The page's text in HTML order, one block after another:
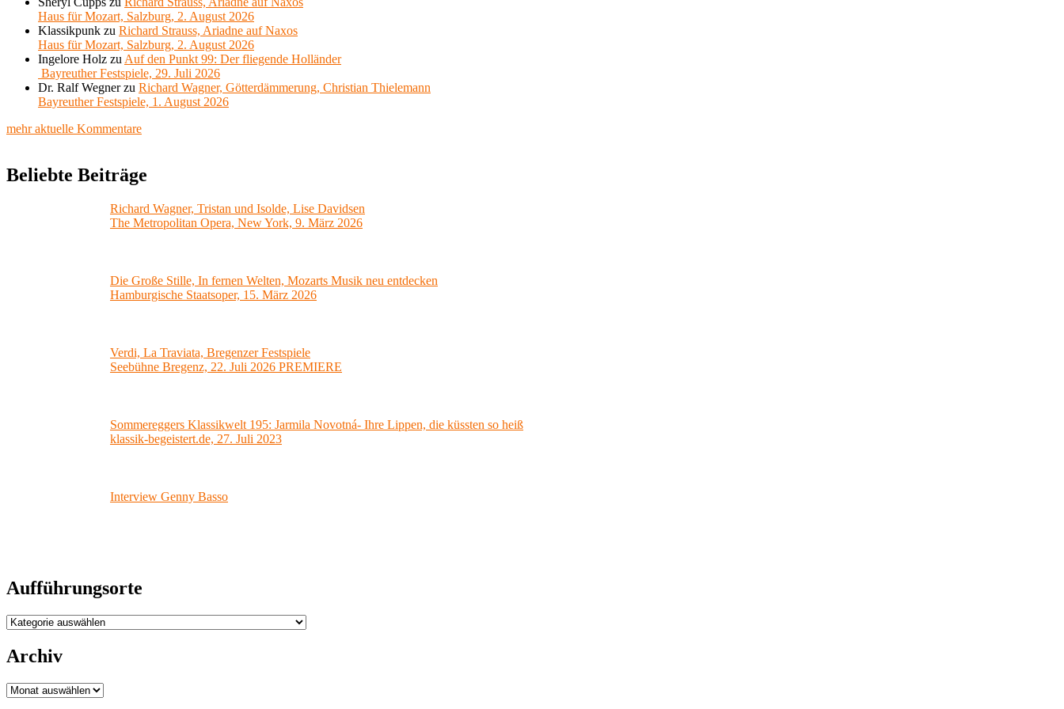
Haus für Mozart, Salzburg, 2. August 2026
Klassikpunk zu Richard Strauss, Ariadne auf Naxos
Haus für Mozart, Salzburg, 2. August 2026
Ingelore Holz zu Auf den Punkt 99: Der fliegende Holländer
Bayreuther Festspiele, 29. Juli 2026
Dr. Ralf Wegnerzu Richard Wagner, Götterdämmerung, Christian Thielemann
Bayreuther Festspiele, 1. August 2026
mehr aktuelle Kommentare
Beliebte Beiträge
Richard Wagner, Tristan und Isolde, Lise Davidsen
The Metropolitan Opera, New York, 9. März 2026
Die Große Stille, In fernen Welten, Mozarts Musik neu entdecken
Hamburgische Staatsoper, 15. März 2026
Verdi, La Traviata, Bregenzer Festspiele
Seebühne Bregenz, 22. Juli 2026 PREMIERE
Sommereggers Klassikwelt 195: Jarmila Novotná- Ihre Lippen, die küssten so heiß
klassik-begeistert.de, 27. Juli 2023
Interview Genny Basso
Aufführungsorte
Aufführungsorte
Archiv
Archiv